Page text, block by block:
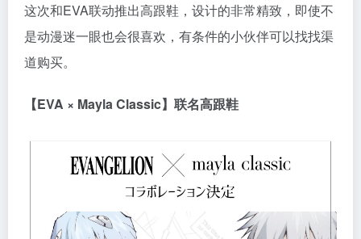
这次和EVA联动推出高跟鞋，设计的非常精致，即使不
是动漫迷一眼也会很喜欢，有条件的小伙伴可以找找渠
道购买。
【EVA × Mayla Classic】联名高跟鞋